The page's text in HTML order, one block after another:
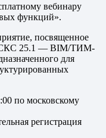
вебинару
функций».
посвященное
СКС 25.1 — BIM/ТИМ-
для
по московскому
регистрация